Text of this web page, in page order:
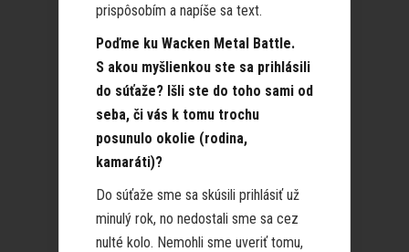
prispôsobím a napíše sa text.
Poďme ku Wacken Metal Battle.
S akou myšlienkou ste sa prihlásili
do súťaže? Išli ste do toho sami od
seba, či vás k tomu trochu
posunulo okolie (rodina,
kamaráti)?
Do súťaže sme sa skúsili prihlásiť už
minulý rok, no nedostali sme sa cez
nulté kolo. Nemohli sme uveriť tomu,